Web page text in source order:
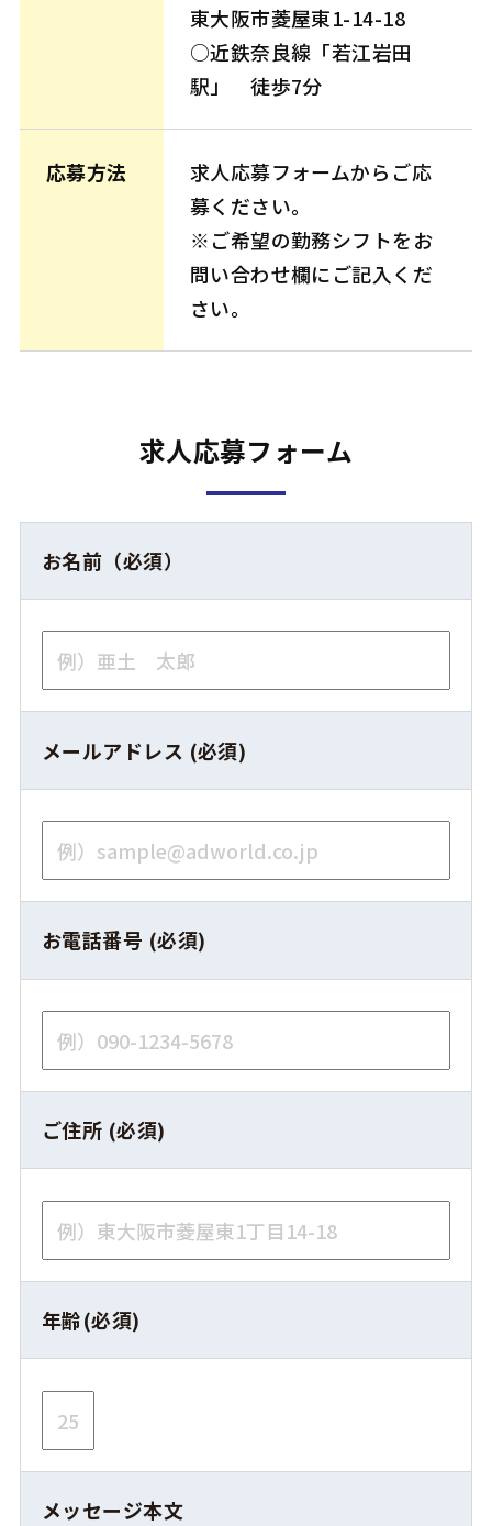
東大阪市菱屋東1-14-18
○近鉄奈良線「若江岩田
駅」 徒歩7分
応募方法
求人応募フォームからご応
募ください。
※ご希望の勤務シフトをお
問い合わせ欄にご記入くだ
さい。
求人応募フォーム
お名前（必須）
メールアドレス (必須)
お電話番号 (必須)
ご住所 (必須)
年齢(必須)
メッセージ本文